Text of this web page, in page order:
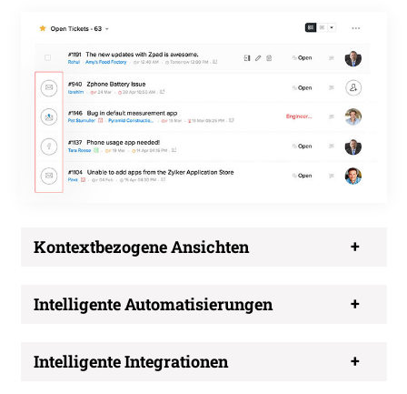
Kontextbezogene Ansichten
Intelligente Automatisierungen
Intelligente Integrationen